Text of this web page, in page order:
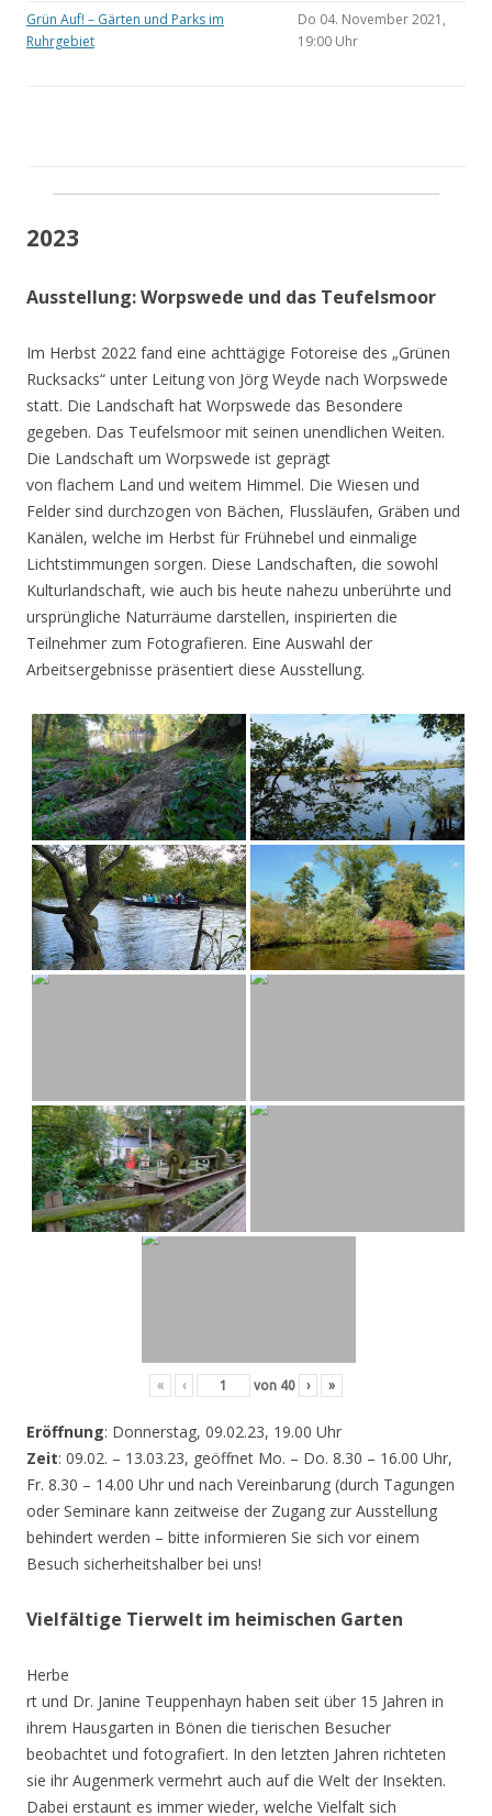
Grün Auf! – Gärten und Parks im
Ruhrgebiet
Do 04. November 2021,
19:00 Uhr
2023
Ausstellung: Worpswede und das Teufelsmoor
Im Herbst 2022 fand eine achttägige Fotoreise des „Grünen
Rucksacks“ unter Leitung von Jörg Weyde nach Worpswede
statt. Die Landschaft hat Worpswede das Besondere
gegeben. Das Teufelsmoor mit seinen unendlichen Weiten.
Die Landschaft um Worpswede ist geprägt
von flachem Land und weitem Himmel. Die Wiesen und
Felder sind durchzogen von Bächen, Flussläufen, Gräben und
Kanälen, welche im Herbst für Frühnebel und einmalige
Lichtstimmungen sorgen. Diese Landschaften, die sowohl
Kulturlandschaft, wie auch bis heute nahezu unberührte und
ursprüngliche Naturräume darstellen, inspirierten die
Teilnehmer zum Fotografieren. Eine Auswahl der
Arbeitsergebnisse präsentiert diese Ausstellung.
« ‹ von 40 › »
Eröffnung: Donnerstag, 09.02.23, 19.00 Uhr
Zeit: 09.02. – 13.03.23, geöffnet Mo. – Do. 8.30 – 16.00 Uhr,
Fr. 8.30 – 14.00 Uhr und nach Vereinbarung (durch Tagungen
oder Seminare kann zeitweise der Zugang zur Ausstellung
behindert werden – bitte informieren Sie sich vor einem
Besuch sicherheitshalber bei uns!
Vielfältige Tierwelt im heimischen Garten
Herbe
rt und Dr. Janine Teuppenhayn haben seit über 15 Jahren in
ihrem Hausgarten in Bönen die tierischen Besucher
beobachtet und fotografiert. In den letzten Jahren richteten
sie ihr Augenmerk vermehrt auch auf die Welt der Insekten.
Dabei erstaunt es immer wieder, welche Vielfalt sich